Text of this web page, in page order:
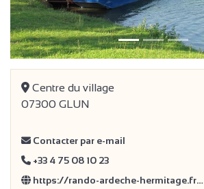
Centre du village
07300 GLUN
Contacter par e-mail
+33 4 75 08 10 23
https://rando-ardeche-hermitage.fr…